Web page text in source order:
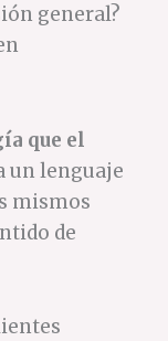
general?
que el
un lenguaje
mismos
de